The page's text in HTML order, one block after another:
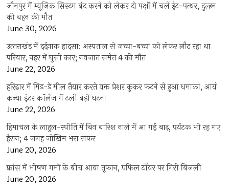
जौनपुर में म्यूजिक सिस्टम बंद करने को लेकर दो पक्षों में चले ईंट-पत्थर, दुल्हन
की बहन की मौत
June 30, 2026
उत्‍तराखंड में दर्दनाक हादसा: अस्पताल से जच्चा-बच्चा को लेकर लौट रहा था
परिवार, नहर में घुसी कार; नवजात समेत 4 की मौत
June 22, 2026
हरिद्वार में मिड-डे मील तैयार करते वक्त प्रेशर कुकर फटने से हुआ धमाका, आर्य
कन्या इंटर कॉलेज में टली बड़ी घटना
June 22, 2026
हिमाचल के लाहुल-स्पीति में बिन बारिश नाले में आ गई बाढ़, पर्यटक भी रह गए
हैरान; 4 जगह जोखिम भरा सफर
June 20, 2026
फ्रांस में भीषण गर्मी के बीच आया तूफान, एफिल टॉवर पर गिरी बिजली
June 20, 2026